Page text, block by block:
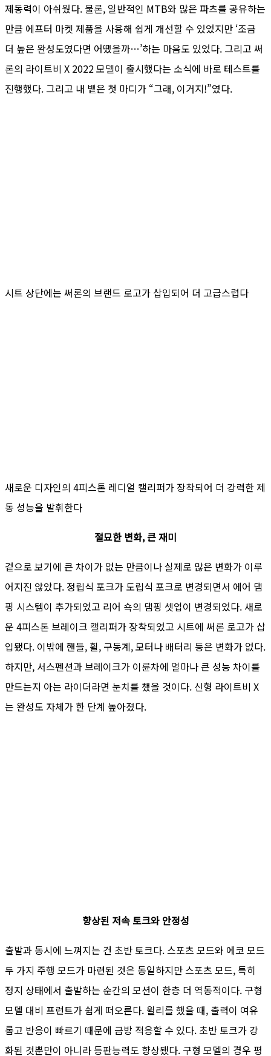
제동력이 아쉬웠다. 물론, 일반적인 MTB와 많은 파츠를 공유하는
만큼 에프터 마켓 제품을 사용해 쉽게 개선할 수 있었지만 ‘조금
더 높은 완성도였다면 어땠을까…’하는 마음도 있었다. 그리고 써
론의 라이트비 X 2022 모델이 출시했다는 소식에 바로 테스트를
진행했다. 그리고 내 뱉은 첫 마디가 “그래, 이거지!”였다.
시트 상단에는 써론의 브랜드 로고가 삽입되어 더 고급스럽다
새로운 디자인의 4피스톤 레디얼 캘리퍼가 장착되어 더 강력한 제
동 성능을 발휘한다
절묘한 변화, 큰 재미
겉으로 보기에 큰 차이가 없는 만큼이나 실제로 많은 변화가 이루
어지진 않았다. 정립식 포크가 도립식 포크로 변경되면서 에어 댐
핑 시스템이 추가되었고 리어 쇽의 댐핑 셋업이 변경되었다. 새로
운 4피스톤 브레이크 캘리퍼가 장착되었고 시트에 써론 로고가 삽
입됐다. 이밖에 핸들, 휠, 구동계, 모터나 배터리 등은 변화가 없다.
하지만, 서스펜션과 브레이크가 이륜차에 얼마나 큰 성능 차이를
만드는지 아는 라이더라면 눈치를 챘을 것이다. 신형 라이트비 X
는 완성도 자체가 한 단계 높아졌다.
향상된 저속 토크와 안정성
출발과 동시에 느껴지는 건 초반 토크다. 스포츠 모드와 에코 모드
두 가지 주행 모드가 마련된 것은 동일하지만 스포츠 모드, 특히
정지 상태에서 출발하는 순간의 모션이 한층 더 역동적이다. 구형
모델 대비 프런트가 쉽게 떠오른다. 윌리를 했을 때, 출력이 여유
롭고 반응이 빠르기 때문에 금방 적응할 수 있다. 초반 토크가 강
화된 것뿐만이 아니라 등판능력도 향상됐다. 구형 모델의 경우 평